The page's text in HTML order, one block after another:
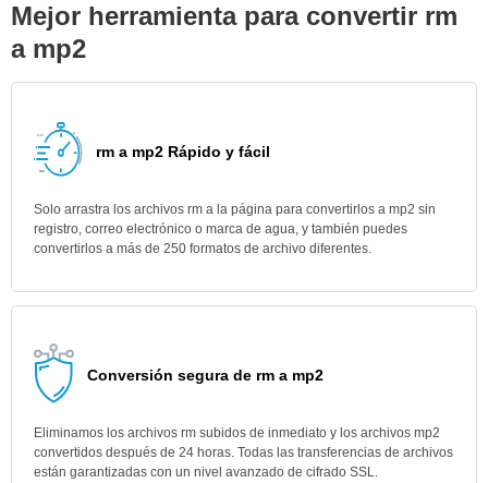
Mejor herramienta para convertir rm
a mp2
rm a mp2 Rápido y fácil
Solo arrastra los archivos rm a la página para convertirlos a mp2 sin
registro, correo electrónico o marca de agua, y también puedes
convertirlos a más de 250 formatos de archivo diferentes.
Conversión segura de rm a mp2
Eliminamos los archivos rm subidos de inmediato y los archivos mp2
convertidos después de 24 horas. Todas las transferencias de archivos
están garantizadas con un nivel avanzado de cifrado SSL.